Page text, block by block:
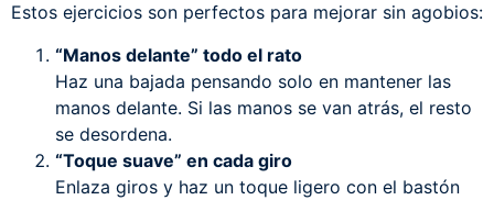
Estos ejercicios son perfectos para mejorar sin agobios:
“Manos delante” todo el rato
Haz una bajada pensando solo en mantener las
manos delante. Si las manos se van atrás, el resto
se desordena.
“Toque suave” en cada giro
Enlaza giros y haz un toque ligero con el bastón